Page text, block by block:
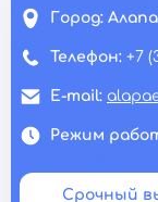
Город:
Телефон: +7
E-mail:
Режим
Срочный